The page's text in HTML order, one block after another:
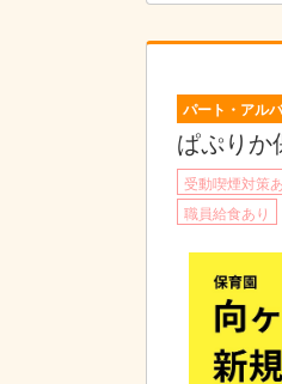
パート・アル
ぱぷりか
受動喫煙対策
職員給食あり